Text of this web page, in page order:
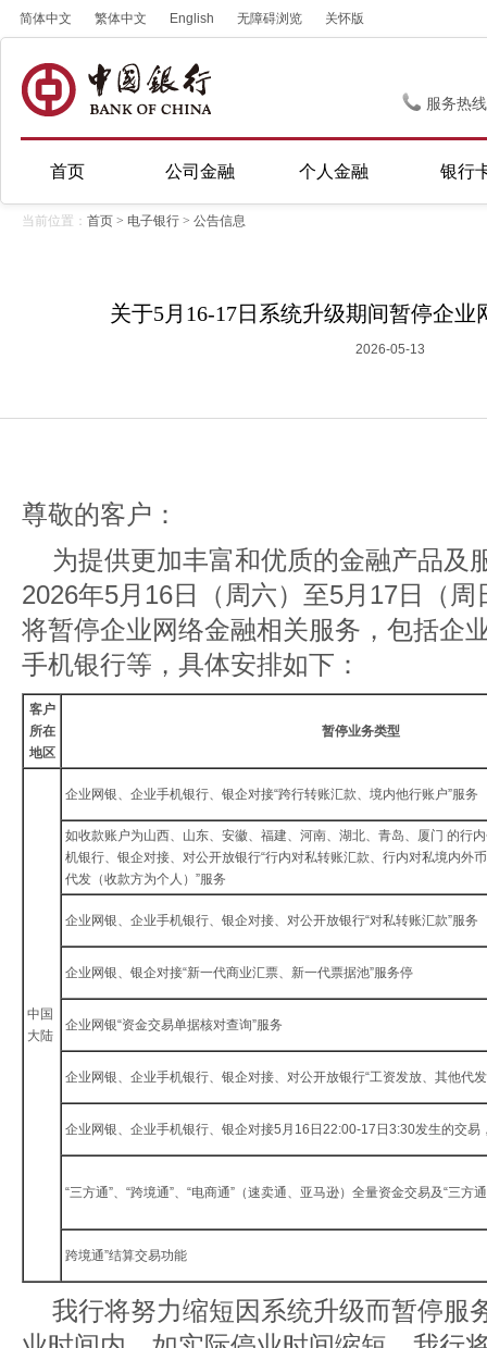
简体中文 繁体中文 English 无障碍浏览 关怀版
服务热
首页 公司金融 个人金融 银行
当前位置： 首页 > 电子银行 > 公告信息
关于5月16-17日系统升级期间暂停企业
2026-05-13
尊敬的客户：
为提供更加丰富和优质的金融产品及
2026年5月16日（周六）至5月17日（
将暂停企业网络金融相关服务，包括企
手机银行等，具体安排如下：
客户
所在
地区
暂停业务类型
中国
大陆
企业网银、企业手机银行、银企对接“跨行转账汇款、境内他行账户”服务
如收款账户为山西、山东、安徽、福建、河南、湖北、青岛、厦门 的行
机银行、银企对接、对公开放银行“行内对私转账汇款、行内对私境内外
代发（收款方为个人）”服务
企业网银、企业手机银行、银企对接、对公开放银行“对私转账汇款”服务
企业网银、银企对接“新一代商业汇票、新一代票据池”服务停
企业网银“资金交易单据核对查询”服务
企业网银、企业手机银行、银企对接、对公开放银行“工资发放、其他代
企业网银、企业手机银行、银企对接5月16日22:00-17日3:30发生的交易
“三方通”、“跨境通”、“电商通”（速卖通、亚马逊）全量资金交易及“三方
跨境通”结算交易功能
我行将努力缩短因系统升级而暂停服